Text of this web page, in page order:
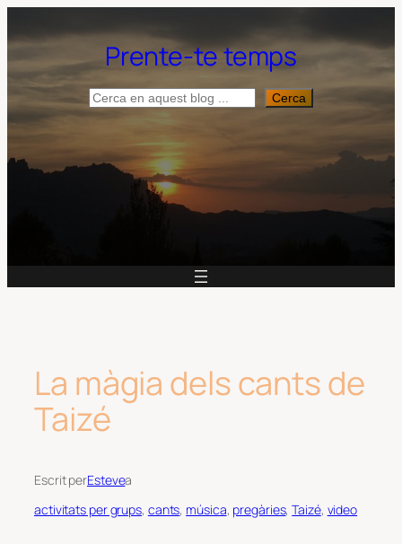
Prente-te temps
Cerca Cerca
La màgia dels cants de
Taizé
Escrit perEstevea
activitats per grups, cants, música, pregàries, Taizé, video